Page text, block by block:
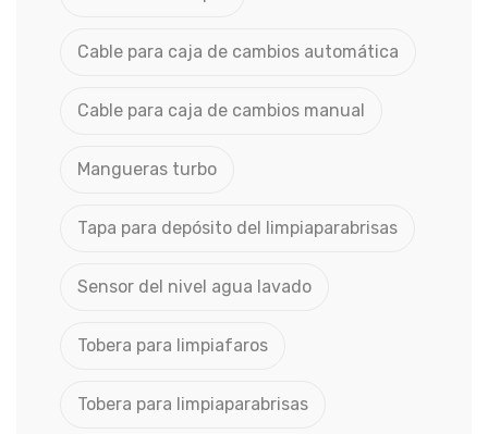
Cable para caja de cambios automática
Cable para caja de cambios manual
Mangueras turbo
Tapa para depósito del limpiaparabrisas
Sensor del nivel agua lavado
Tobera para limpiafaros
Tobera para limpiaparabrisas